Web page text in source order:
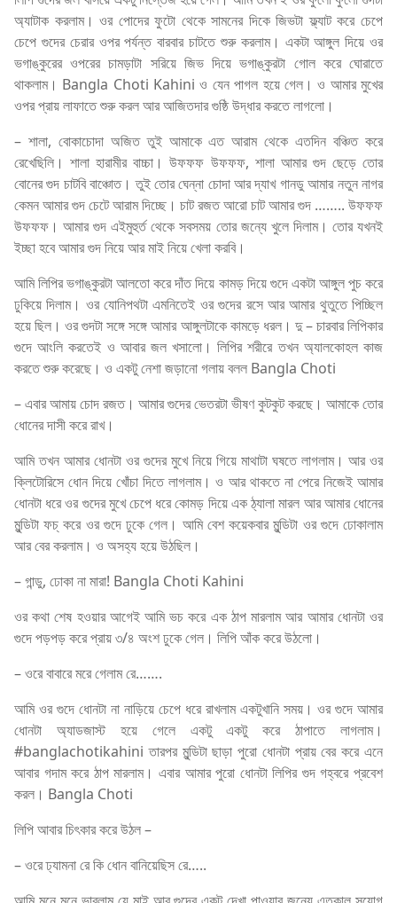
অ্যাটাক করলাম। ওর পোদের ফুটো থেকে সামনের দিকে জিভটা ফ্ল্যাট করে চেপে
চেপে গুদের চেরার ওপর পর্যন্ত বারবার চাটতে শুরু করলাম। একটা আঙ্গুল দিয়ে ওর
ভগাঙ্কুরের ওপরের চামড়াটা সরিয়ে জিভ দিয়ে ভগাঙ্কুরটা গোল করে ঘোরাতে
থাকলাম। Bangla Choti Kahini ও যেন পাগল হয়ে গেল। ও আমার মুখের
ওপর প্রায় লাফাতে শুরু করল আর আজিতদার গুষ্ঠি উদ্ধার করতে লাগলো।
– শালা, বোকাচোদা অজিত তুই আমাকে এত আরাম থেকে এতদিন বঞ্চিত করে
রেখেছিলি। শালা হারামীর বাচ্চা। উফফফ উফফফ, শালা আমার গুদ ছেড়ে তোর
বোনের গুদ চাটবি বাঞ্চোত। তুই তোর ঘেন্না চোদা আর দ্যাখ গানডু আমার নতুন নাগর
কেমন আমার গুদ চেটে আরাম দিচ্ছে। চাট রজত আরো চাট আমার গুদ …….. উফফফ
উফফফ। আমার গুদ এইমুহুর্ত থেকে সবসময় তোর জন্যে খুলে দিলাম। তোর যখনই
ইচ্ছা হবে আমার গুদ নিয়ে আর মাই নিয়ে খেলা করবি।
আমি লিপির ভগাঙ্কুরটা আলতো করে দাঁত দিয়ে কামড় দিয়ে গুদে একটা আঙ্গুল পুচ করে
ঢুকিয়ে দিলাম। ওর যোনিপথটা এমনিতেই ওর গুদের রসে আর আমার থুতুতে পিচ্ছিল
হয়ে ছিল। ওর গুদটা সঙ্গে সঙ্গে আমার আঙ্গুলটাকে কামড়ে ধরল। দু – চারবার লিপিকার
গুদে আংলি করতেই ও আবার জল খসালো। লিপির শরীরে তখন অ্যালকোহল কাজ
করতে শুরু করেছে। ও একটু নেশা জড়ানো গলায় বলল Bangla Choti
– এবার আমায় চোদ রজত। আমার গুদের ভেতরটা ভীষণ কুটকুট করছে। আমাকে তোর
ধোনের দাসী করে রাখ।
আমি তখন আমার ধোনটা ওর গুদের মুখে নিয়ে গিয়ে মাথাটা ঘষতে লাগলাম। আর ওর
ক্লিটোরিসে ধোন দিয়ে খোঁচা দিতে লাগলাম। ও আর থাকতে না পেরে নিজেই আমার
ধোনটা ধরে ওর গুদের মুখে চেপে ধরে কোমড় দিয়ে এক ঠ্যালা মারল আর আমার ধোনের
মুন্ডিটা ফচ্ করে ওর গুদে ঢুকে গেল। আমি বেশ কয়েকবার মুন্ডিটা ওর গুদে ঢোকালাম
আর বের করলাম। ও অসহ্য হয়ে উঠছিল।
– গান্ডু, ঢোকা না মারা! Bangla Choti Kahini
ওর কথা শেষ হওয়ার আগেই আমি ভচ করে এক ঠাপ মারলাম আর আমার ধোনটা ওর
গুদে পড়পড় করে প্রায় ৩/৪ অংশ ঢুকে গেল। লিপি আঁক করে উঠলো।
– ওরে বাবারে মরে গেলাম রে…….
আমি ওর গুদে ধোনটা না নাড়িয়ে চেপে ধরে রাখলাম একটুখানি সময়। ওর গুদে আমার
ধোনটা অ্যাডজাস্ট হয়ে গেলে একটু একটু করে ঠাপাতে লাগলাম।
#banglachotikahini তারপর মুন্ডিটা ছাড়া পুরো ধোনটা প্রায় বের করে এনে
আবার গদাম করে ঠাপ মারলাম। এবার আমার পুরো ধোনটা লিপির গুদ গহ্বরে প্রবেশ
করল। Bangla Choti
লিপি আবার চিৎকার করে উঠল –
– ওরে ঢ্যামনা রে কি ধোন বানিয়েছিস রে…..